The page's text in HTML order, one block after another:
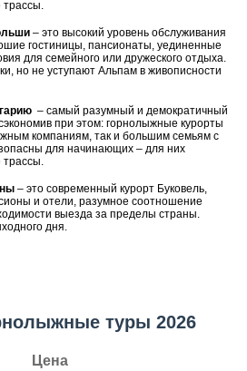
трассы.
– это высокий уровень обслуживания
гостиницы, пансионаты, уединенные
для семейного или дружеского отдыха.
но не уступают Альпам в живописности
– самый разумный и демократичный
при этом: горнолыжные курорты
компаниям, так и большим семьям с
для начинающих – для них
трассы.
– это современный курорт Буковель,
и отели, разумное соотношение
выезда за пределы страны.
дня.
туры 2026
Цена